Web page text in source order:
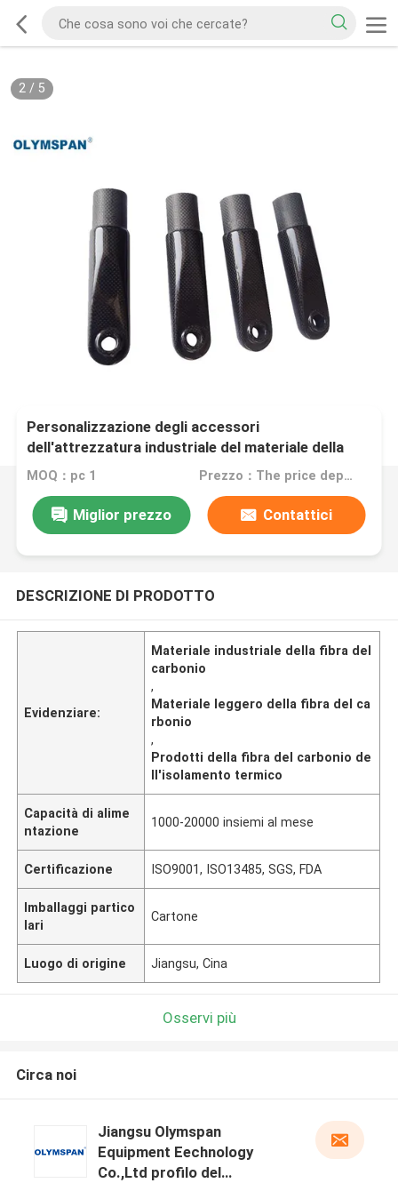
2/ 5
Personalizzazione degli accessori
dell'attrezzatura industriale del materiale della
fibra del carbonio
MOQ：pc 1 Prezzo：The price depends on your customized accessories.
Miglior prezzo Contattici
DESCRIZIONE DI PRODOTTO
Evidenziare:
Materiale industriale della fibra del
carbonio
,
Materiale leggero della fibra del ca
rbonio
,
Prodotti della fibra del carbonio de
ll'isolamento termico
Capacità di alime
ntazione
1000-20000 insiemi al mese
Certificazione ISO9001, ISO13485, SGS, FDA
Imballaggi partico
lari
Cartone
Luogo di origine Jiangsu, Cina
Osservi più
Circa noi
Jiangsu Olymspan
Equipment Eechnology
Co.,Ltd profilo del